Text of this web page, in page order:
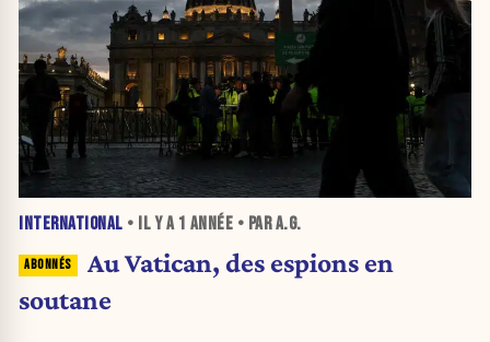
INTERNATIONAL • IL Y A 1 ANNÉE • PAR A.G.
Au Vatican, des espions en
soutane